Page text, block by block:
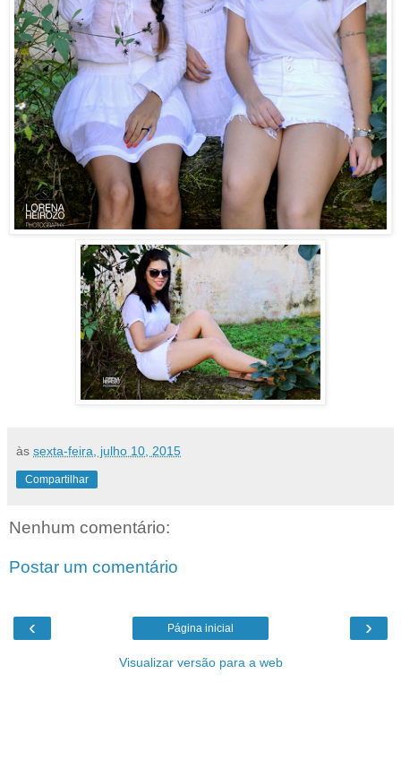
às sexta-feira, julho 10, 2015
Compartilhar
Nenhum comentário:
Postar um comentário
‹ ›
Página inicial
Visualizar versão para a web